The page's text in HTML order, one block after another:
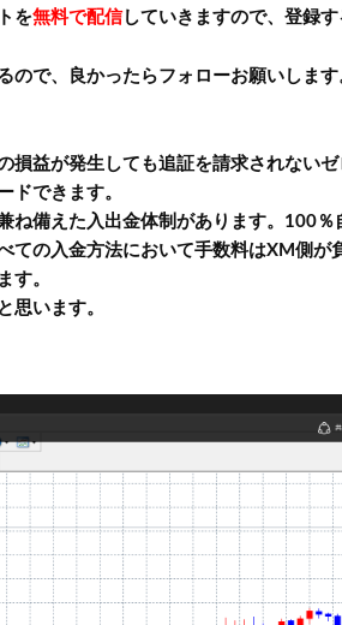
を無料で配信していきますので、登録す
ので、良かったらフォローお願いします
損益が発生しても追証を請求されない
ドできます。
ね備えた入出金体制があります。100
ての入金方法において手数料はXM側が
す。
思います。